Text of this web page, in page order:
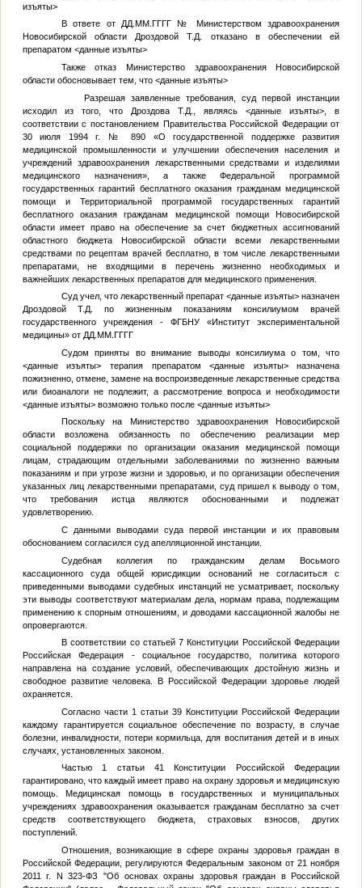
изъяты>
В ответе от ДД.ММ.ГГГГ №
Министерством здравоохранения
Новосибирской области Дроздовой Т.Д. отказано в обеспечении ей
препаратом <данные изъяты>
Также отказ Министерство здравоохранения Новосибирской
области обосновывает тем, что <данные изъяты>
Разрешая заявленные требования, суд первой инстанции
исходил из того, что Дроздова Т.Д., являясь<данные изъяты> , в
соответствии с постановлением Правительства Российской Федерации от
30 июля 1994 г. № 890 «О государственной поддержке развития
медицинской промышленности и улучшении обеспечения населения и
учреждений здравоохранения лекарственными средствами и изделиями
медицинского назначения», а также Федеральной программой
государственных гарантий бесплатного оказания гражданам медицинской
помощи и Территориальной программой государственных гарантий
бесплатного оказания гражданам медицинской помощи Новосибирской
области имеет право на обеспечение за счет бюджетных ассигнований
областного бюджета Новосибирской области всеми лекарственными
средствами по рецептам врачей бесплатно, в том числе лекарственными
препаратами, не входящими в перечень жизненно необходимых и
важнейших лекарственных препаратов для медицинского применения.
Суд учел, что лекарственный препарат<данные изъяты> назначен
Дроздовой Т.Д. по жизненным показаниям консилиумом врачей
государственного учреждения - ФГБНУ «Институт экспериментальной
медицины» от ДД.ММ.ГГГГ
Судом приняты во внимание выводы консилиума о том, что
<данные изъяты> терапия препаратом<данные изъяты>назначена
пожизненно, отмене, замене на воспроизведенные лекарственные средства
или биоаналоги не подлежит, а рассмотрение вопроса и необходимости
<данные изъяты>возможно только после <данные изъяты>
Поскольку на Министерство здравоохранения Новосибирской
области возложена обязанность по обеспечению реализации мер
социальной поддержки по организации оказания медицинской помощи
лицам, страдающим отдельными заболеваниями по жизненно важным
показаниям и при угрозе жизни и здоровью, и по организации обеспечения
указанных лиц лекарственными препаратами, суд пришел к выводу о том,
что требования истца являются обоснованными и подлежат
удовлетворению.
С данными выводами суда первой инстанции и их правовым
обоснованием согласился суд апелляционной инстанции.
Судебная коллегия по гражданским делам Восьмого
кассационного суда общей юрисдикции оснований не согласиться с
приведенными выводами судебных инстанций не усматривает, поскольку
эти выводы соответствуют материалам дела, нормам права, подлежащим
применению к спорным отношениям, и доводами кассационной жалобы не
опровергаются.
В соответствии со статьей 7 Конституции Российской Федерации
Российская Федерация - социальное государство, политика которого
направлена на создание условий, обеспечивающих достойную жизнь и
свободное развитие человека. В Российской Федерации здоровье людей
охраняется.
Согласно части 1 статьи 39 Конституции Российской Федерации
каждому гарантируется социальное обеспечение по возрасту, в случае
болезни, инвалидности, потери кормильца, для воспитания детей и в иных
случаях, установленных законом.
Частью 1 статьи 41 Конституции Российской Федерации
гарантировано, что каждый имеет право на охрану здоровья и медицинскую
помощь. Медицинская помощь в государственных и муниципальных
учреждениях здравоохранения оказывается гражданам бесплатно за счет
средств соответствующего бюджета, страховых взносов, других
поступлений.
Отношения, возникающие в сфере охраны здоровья граждан в
Российской Федерации, регулируются Федеральным законом от 21 ноября
2011 г. N 323-ФЗ "Об основах охраны здоровья граждан в Российской